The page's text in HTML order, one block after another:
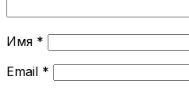
Имя *
Email *